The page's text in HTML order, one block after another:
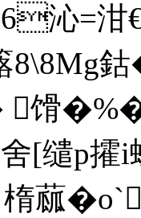
沁=
舍[缱p
蓏